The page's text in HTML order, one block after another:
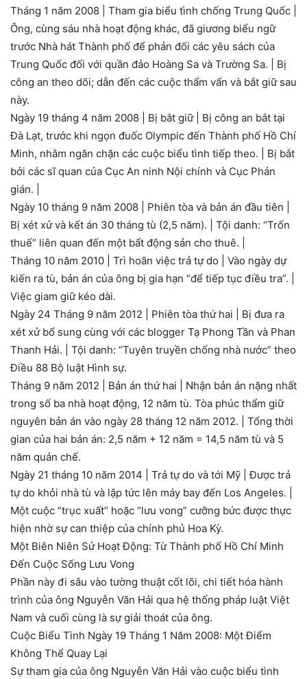
Tháng 1 năm 2008 | Tham gia biểu tình chống Trung Quốc |
Ông, cùng sáu nhà hoạt động khác, đã giương biểu ngữ
trước Nhà hát Thành phố để phản đối các yêu sách của
Trung Quốc đối với quần đảo Hoàng Sa và Trường Sa. | Bị
công an theo dõi; dẫn đến các cuộc thẩm vấn và bắt giữ sau
này.
Ngày 19 tháng 4 năm 2008 | Bị bắt giữ | Bị công an bắt tại
Đà Lạt, trước khi ngọn đuốc Olympic đến Thành phố Hồ Chí
Minh, nhằm ngăn chặn các cuộc biểu tình tiếp theo. | Bị bắt
bởi các sĩ quan của Cục An ninh Nội chính và Cục Phản
gián. |
Ngày 10 tháng 9 năm 2008 | Phiên tòa và bản án đầu tiên |
Bị xét xử và kết án 30 tháng tù (2,5 năm). | Tội danh: “Trốn
thuế” liên quan đến một bất động sản cho thuê. |
Tháng 10 năm 2010 | Trì hoãn việc trả tự do | Vào ngày dự
kiến ra tù, bản án của ông bị gia hạn “để tiếp tục điều tra”. |
Việc giam giữ kéo dài.
Ngày 24 Tháng 9 năm 2012 | Phiên tòa thứ hai | Bị đưa ra
xét xử bổ sung cùng với các blogger Tạ Phong Tần và Phan
Thanh Hải. | Tội danh: “Tuyên truyền chống nhà nước” theo
Điều 88 Bộ luật Hình sự.
Tháng 9 năm 2012 | Bản án thứ hai | Nhận bản án nặng nhất
trong số ba nhà hoạt động, 12 năm tù. Tòa phúc thẩm giữ
nguyên bản án vào ngày 28 tháng 12 năm 2012. | Tổng thời
gian của hai bản án: 2,5 năm + 12 năm = 14,5 năm tù và 5
năm quản chế.
Ngày 21 tháng 10 năm 2014 | Trả tự do và tới Mỹ | Được trả
tự do khỏi nhà tù và lập tức lên máy bay đến Los Angeles. |
Một cuộc “trục xuất” hoặc “lưu vong” cưỡng bức được thực
hiện nhờ sự can thiệp của chính phủ Hoa Kỳ.
Một Biên Niên Sử Hoạt Động: Từ Thành phố Hồ Chí Minh
Đến Cuộc Sống Lưu Vong
Phần này đi sâu vào tường thuật cốt lõi, chi tiết hóa hành
trình của ông Nguyễn Văn Hải qua hệ thống pháp luật Việt
Nam và cuối cùng là sự giải thoát của ông.
Cuộc Biểu Tình Ngày 19 Tháng 1 Năm 2008: Một Điểm
Không Thể Quay Lại
Sự tham gia của ông Nguyễn Văn Hải vào cuộc biểu tình